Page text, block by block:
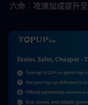
六命：攻速加成提升至